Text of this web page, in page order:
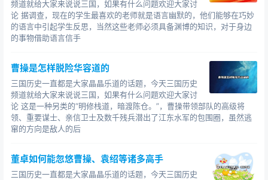
频道就给大家来说说三国，如果有什么问题欢迎大家讨
论 据调查，现在的学生最喜欢的老师就是语言幽默的，他们能够在巧妙
的语言中引起学生反思，当然这些老师必须具备渊博的知识，对于身边
的事物借助语言信手
曹操是怎样脱险华容道的
三国历史一直都是大家晶晶乐道的话题，今天三国历史
频道就给大家来说说三国，如果有什么问题欢迎大家讨
论 这是一种另类的“明修栈道，暗渡陈仓。”，曹操带领部队的高级将
领、重要谋士、亲信卫士及数千残兵潜出了江东水军的包围圈，虽然逃
窜的方向是敌人的后
董卓如何能忽悠曹操、袁绍等诸多高手
三国历史一直都是大家晶晶乐道的话题，今天三国历史